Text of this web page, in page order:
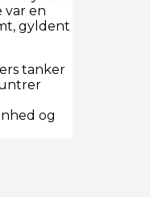
var en
gyldent
tanker
og